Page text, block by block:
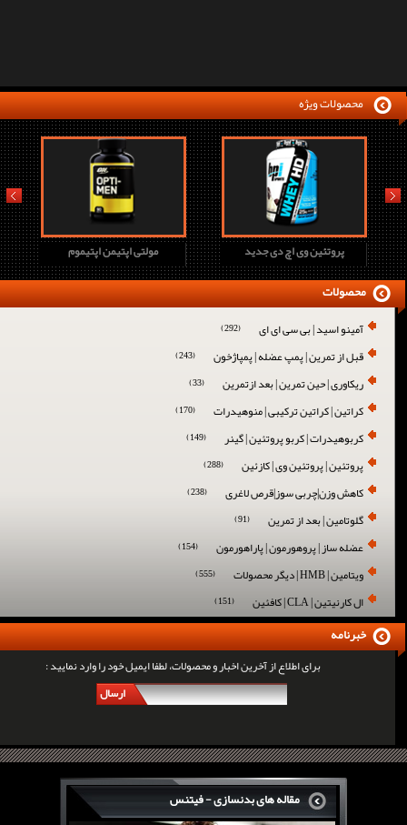
محصولات ویژه
مولتی اپتیمن اپتیموم پروتئین وی اچ دی جدید
prev next
آمینو اسید | بی سی ای ای (292)
قبل از تمرین | پمپ عضله | پمپاژخون (243)
ریکاوری | حین تمرین | بعد ازتمرین (33)
کراتین | کراتین ترکیبی | منوهیدرات (170)
کربوهیدرات | کربو پروتئین | گینر (149)
پروتئین | پروتئین وی | کازئین (288)
کاهش وزن|چربی سوز|قرص لاغری (238)
گلوتامین | بعد از تمرین (91)
عضله ساز | پروهورمون | پاراهورمون (154)
ویتامین | HMB | دیگر محصولات (555)
ال کارنیتین | CLA | کافئین (151)
محصولات
برای اطلاع از آخرین اخبار و محصولات، لطفا ایمیل خود را وارد نمایید :
ارسال
خبرنامه
مقاله های بدنسازی - فیتنس